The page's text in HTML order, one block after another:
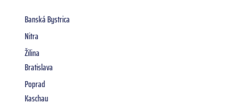
Banská Bystrica
Nitra
Žilina
Bratislava
Poprad
Kaschau